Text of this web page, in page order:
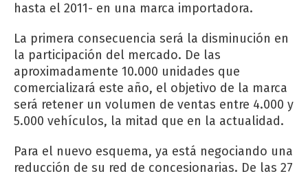
hasta el 2011- en una marca importadora.
La primera consecuencia será la disminución en
la participación del mercado. De las
aproximadamente 10.000 unidades que
comercializará este año, el objetivo de la marca
será retener un volumen de ventas entre 4.000 y
5.000 vehículos, la mitad que en la actualidad.
Para el nuevo esquema, ya está negociando una
reducción de su red de concesionarias. De las 27